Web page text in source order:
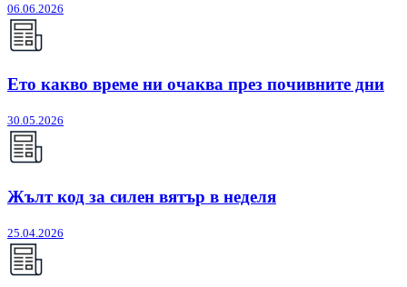
06.06.2026
Ето какво време ни очаква през почивните дни
30.05.2026
Жълт код за силен вятър в неделя
25.04.2026